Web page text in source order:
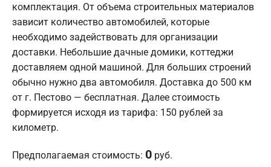
комплектация. От объема строительных материалов
зависит количество автомобилей, которые
необходимо задействовать для организации
доставки. Небольшие дачные домики, коттеджи
доставляем одной машиной. Для больших строений
обычно нужно два автомобиля. Доставка до 500 км
от г. Пестово — бесплатная. Далее стоимость
формируется исходя из тарифа: 150 рублей за
километр.
Предполагаемая стоимость: 0 руб.